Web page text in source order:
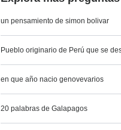
un pensamiento de simon bolivar
Pueblo originario de Perú que se
en que año nacio genovevarios
20 palabras de Galapagos